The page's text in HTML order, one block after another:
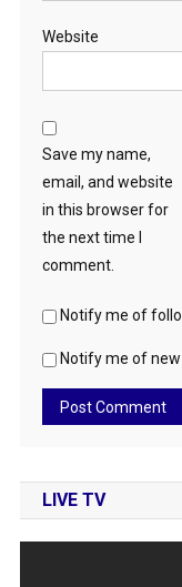
Website
Save my name,
email, and website
in this browser for
the next time I
comment.
Notify me of
Notify me of new
LIVE TV